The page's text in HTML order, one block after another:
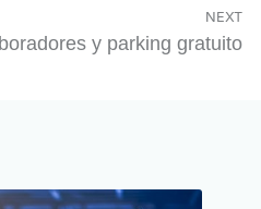
NEXT
y parking gratuito